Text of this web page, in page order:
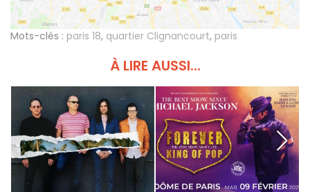
Mots-clés : paris 18, quartier Clignancourt, paris
À LIRE AUSSI...